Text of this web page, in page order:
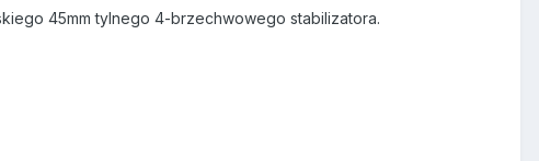
45mm tylnego 4-brzechwowego stabilizatora.